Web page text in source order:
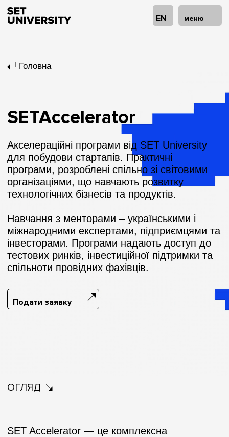
EN меню
Головна
SETAccelerator
Акселераційні програми від SET University
для побудови стартапів. Практичні
програми, розроблені спільно зі світовими
організаціями, що навчають розвитку
технологічних бізнесів та продуктів.
Навчання з менторами – українськими і
міжнародними експертами, підприємцями та
інвесторами. Програми надають доступ до
тестових ринків, інвестиційної підтримки та
спільноти провідних фахівців.
Подати заявку
ОГЛЯД
SET Accelerator — це комплексна